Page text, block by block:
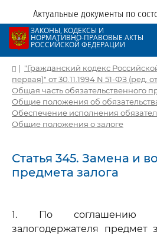
Актуальные документы по
ЗАКОНЫ, КОДЕКСЫ И
НОРМАТИВНО-ПРАВОВЫЕ АКТЫ
РОССИЙСКОЙ ФЕДЕРАЦИИ
| "Гражданский кодекс
первая)" от 30.11.1994 N 51-ФЗ (ред.
Общая часть обязательственного
Общие положения об
Обеспечение исполнения
Общие положения о залоге
Статья 345. Замена и
предмета залога
1. По соглашению
залогодержателя предмет